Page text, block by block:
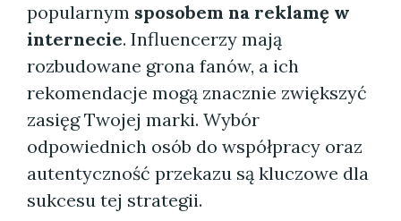
popularnym sposobem na reklamę w
internecie. Influencerzy mają
rozbudowane grona fanów, a ich
rekomendacje mogą znacznie zwiększyć
zasięg Twojej marki. Wybór
odpowiednich osób do współpracy oraz
autentyczność przekazu są kluczowe dla
sukcesu tej strategii.